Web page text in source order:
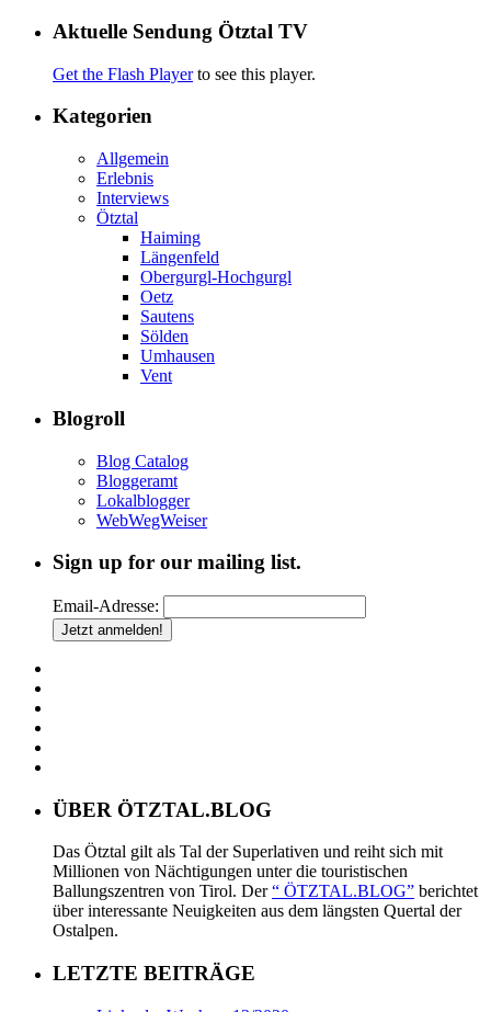
Aktuelle Sendung Ötztal TV
Get the Flash Playerto see this player.
Kategorien
Allgemein
Erlebnis
Interviews
Ötztal
Haiming
Längenfeld
Obergurgl-Hochgurgl
Oetz
Sautens
Sölden
Umhausen
Vent
Blogroll
Blog Catalog
Bloggeramt
Lokalblogger
WebWegWeiser
Sign up for our mailing list.
Email-Adresse:
ÜBER ÖTZTAL.BLOG
Das Ötztal gilt als Tal der Superlativen und reiht sich mit
Millionen von Nächtigungen unter die touristischen
Ballungszentren von Tirol. Der“ ÖTZTAL.BLOG” berichtet
über interessante Neuigkeiten aus dem längsten Quertal der
Ostalpen.
LETZTE BEITRÄGE